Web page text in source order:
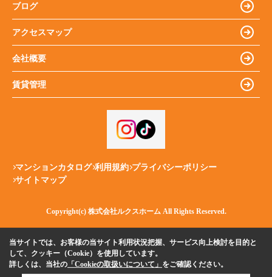
ブログ
アクセスマップ
会社概要
賃貸管理
マンションカタログ 利用規約 プライバシーポリシー
サイトマップ
Copyright(c) 株式会社ルクスホーム All Rights Reserved.
当サイトでは、お客様の当サイト利用状況把握、サービス向上検討を目的と
して、クッキー（Cookie）を使用しています。
詳しくは、当社の 「Cookieの取扱いについて」 をご確認ください。